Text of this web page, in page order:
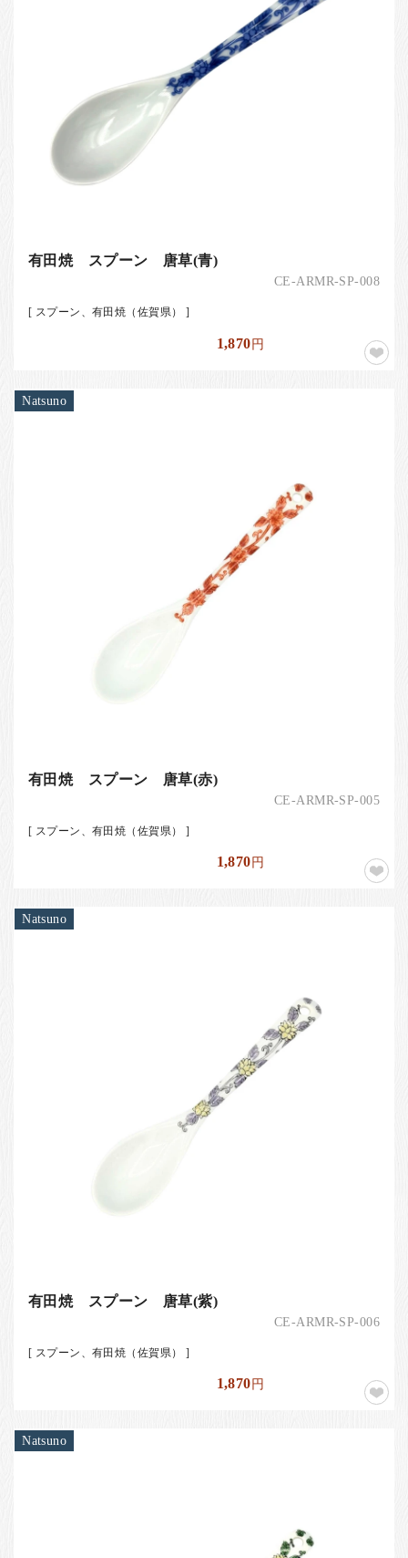
有田焼 スプーン 唐草(青)
CE-ARMR-SP-008
[ スプーン、有田焼（佐賀県） ]
1,870円
Natsuno
有田焼 スプーン 唐草(赤)
CE-ARMR-SP-005
[ スプーン、有田焼（佐賀県） ]
1,870円
Natsuno
有田焼 スプーン 唐草(紫)
CE-ARMR-SP-006
[ スプーン、有田焼（佐賀県） ]
1,870円
Natsuno